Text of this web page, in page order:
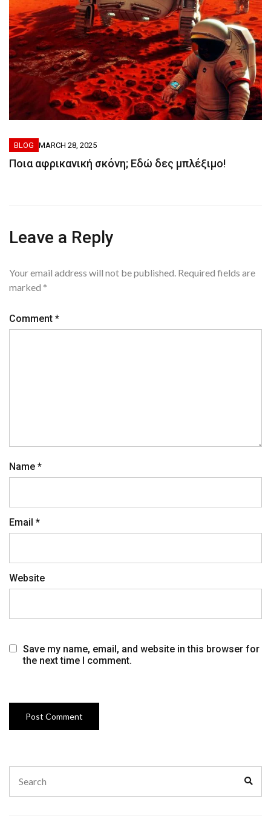
BLOG MARCH 28, 2025
Ποια αφρικανική σκόνη; Εδώ δες μπλέξιμο!
Leave a Reply
Your email address will not be published. Required fields are
marked *
Comment *
Name *
Email *
Website
Save my name, email, and website in this browser for
the next time I comment.
for: